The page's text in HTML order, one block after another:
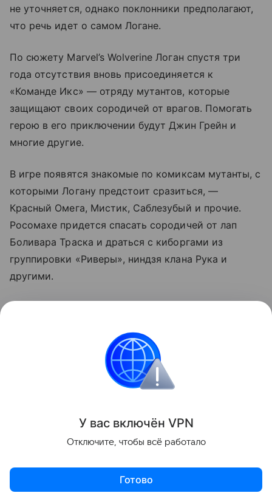
не уточняется, однако поклонники предполагают,
что речь идет о самом Логане.
По сюжету Marvel’s Wolverine Логан спустя три
года отсутствия вновь присоединяется к
«Команде Икс» — отряду мутантов, которые
защищают своих сородичей от врагов. Помогать
герою в его приключении будут Джин Грейн и
многие другие.
В игре появятся знакомые по комиксам мутанты, с
которыми Логану предстоит сразиться, —
Красный Омега, Мистик, Саблезубый и прочие.
Росомахе придется спасать сородичей от лап
Боливара Траска и драться с киборгами из
группировки «Риверы», ниндзя клана Рука и
другими.
стартовали. Базовое издание обойдется в $70
У вас включён VPN
Отключите, чтобы всё работало
Готово